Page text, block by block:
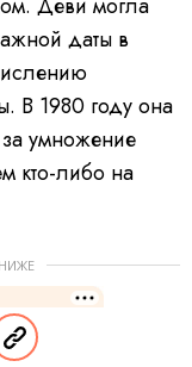
даты в
В 1980 году она
умножение
кто-либо на